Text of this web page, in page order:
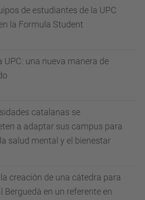
de estudiantes de la UPC
la Formula Student
UPC: una nueva manera de
catalanas se
a adaptar sus campus para
salud mental y el bienestar
creación de una cátedra para
Berguedà en un referente en